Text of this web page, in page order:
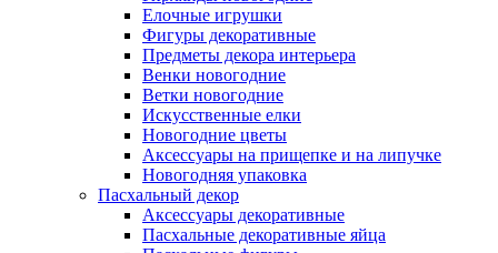
Елочные игрушки
Фигуры декоративные
Предметы декора интерьера
Венки новогодние
Ветки новогодние
Искусственные елки
Новогодние цветы
Аксессуары на прищепке и на липучке
Новогодняя упаковка
Пасхальный декор
Аксессуары декоративные
Пасхальные декоративные яйца